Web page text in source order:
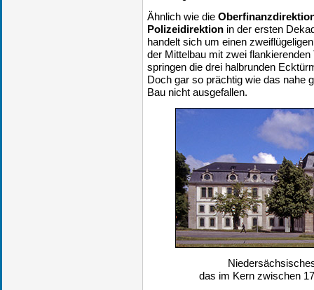
Ähnlich wie die
Polizeidirektion in der ersten
handelt sich um einen
der Mittelbau mit zwei
springen die drei halbrunden
Doch gar so prächtig wie das nahe
Bau nicht ausgefallen.
das im Kern zwischen